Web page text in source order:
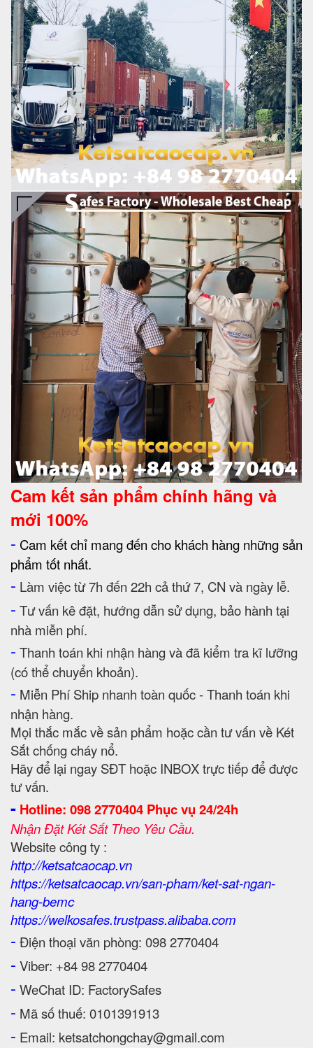
Cam kết sản phẩm chính hãng và
mới 100%
- Cam kết chỉ mang đến cho khách hàng những sản
phẩm tốt nhất.
- Làm việc từ 7h đến 22h cả thứ 7, CN và ngày lễ.
- Tư vấn kê đặt, hướng dẫn sử dụng, bảo hành tại
nhà miễn phí.
- Thanh toán khi nhận hàng và đã kiểm tra kĩ lưỡng
(có thể chuyển khoản).
- Miễn Phí Ship nhanh toàn quốc - Thanh toán khi
nhận hàng.
Mọi thắc mắc về sản phẩm hoặc cần tư vấn về Két
Sắt chống cháy nổ.
Hãy để lại ngay SĐT hoặc INBOX trực tiếp để được
tư vấn.
- Hotline: 098 2770404 Phục vụ 24/24h
Nhận Đặt Két Sắt Theo Yêu Cầu.
Website công ty :
http://ketsatcaocap.vn
https://ketsatcaocap.vn/san-pham/ket-sat-ngan-
hang-bemc
https://welkosafes.trustpass.alibaba.com
- Điện thoại văn phòng: 098 2770404
- Viber: +84 98 2770404
- WeChat ID: FactorySafes
- Mã số thuế: 0101391913
- Email: ketsatchongchay@gmail.com